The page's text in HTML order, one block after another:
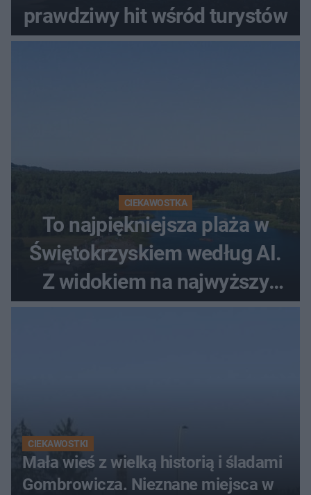
prawdziwy hit wśród turystów
CIEKAWOSTKA
To najpiękniejsza plaża w
Świętokrzyskiem według AI.
Z widokiem na najwyższy
szczyt Gór Świętokrzyskich
CIEKAWOSTKI
Mała wieś z wielką historią i śladami
Gombrowicza. Nieznane miejsca w